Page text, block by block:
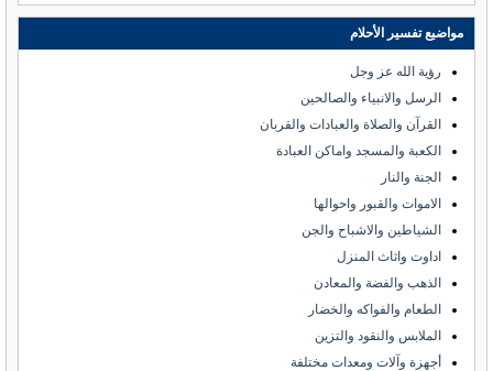
مواضيع تفسير الأحلام
رؤية الله عز وجل
الرسل والانبياء والصالحين
القرآن والصلاة والعبادات والقربان
الكعبة والمسجد واماكن العبادة
الجنة والنار
الاموات والقبور واحوالها
الشياطين والاشباح والجن
اداوت واثاث المنزل
الذهب والفضة والمعادن
الطعام والفواكه والخضار
الملابس والنقود والتزين
أجهزة وآلات ومعدات مختلفة